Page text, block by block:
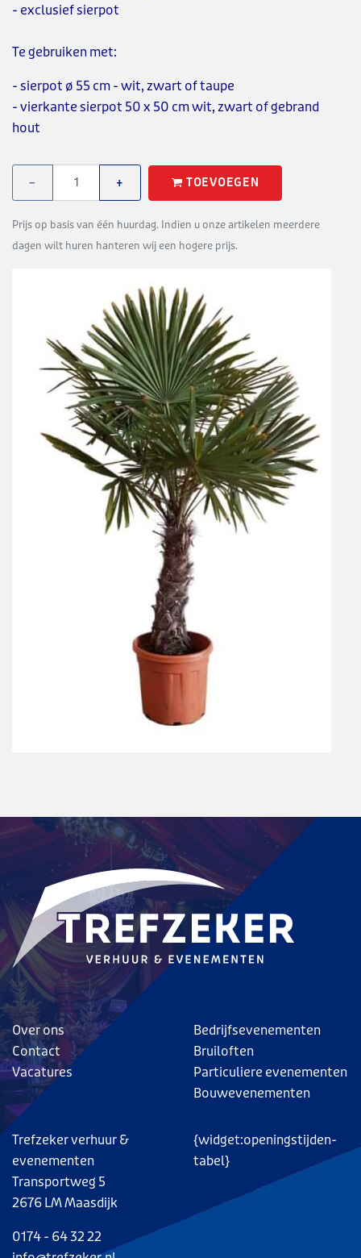
- exclusief sierpot
Te gebruiken met:
- sierpot ø 55 cm - wit, zwart of taupe
- vierkante sierpot 50 x 50 cm wit, zwart of gebrand
hout
− + TOEVOEGEN
Prijs op basis van één huurdag. Indien u onze artikelen meerdere
dagen wilt huren hanteren wij een hogere prijs.
Over ons
Contact
Vacatures
Bedrijfsevenementen
Bruiloften
Particuliere evenementen
Bouwevenementen
Trefzeker verhuur &
evenementen
Transportweg 5
2676 LM Maasdijk
0174 - 64 32 22
{widget:openingstijden-
tabel}